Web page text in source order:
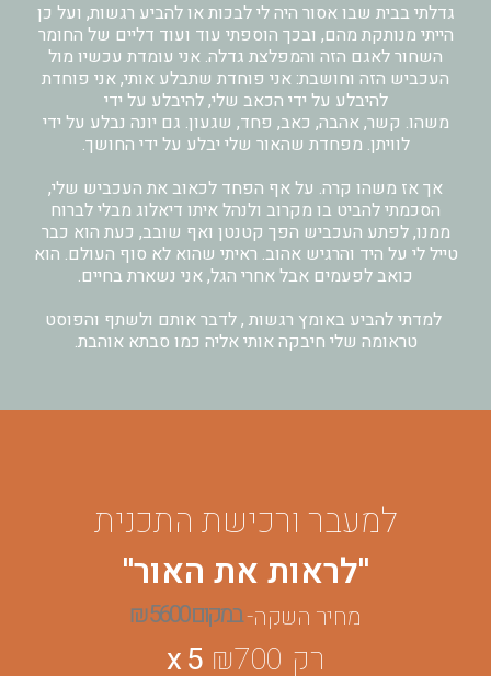
גדלתי בבית שבו אסור היה לי לבכות או להביע רגשות, ועל כן
הייתי מנותקת מהם, ובכך הוספתי עוד ועוד דליים של החומר
השחור לאגם הזה והמפלצת גדלה. אני עומדת עכשיו מול
העכביש הזה וחושבת: אני פוחדת שתבלע אותי, אני פוחדת
להיבלע על ידי הכאב שלי, להיבלע על ידי
משהו. קשר, אהבה, כאב, פחד, שגעון. גם יונה נבלע על ידי
לוויתן. מפחדת שהאור שלי יבלע על ידי החושך.
אך אז משהו קרה. על אף הפחד לכאוב את העכביש שלי,
הסכמתי להביט בו מקרוב ולנהל איתו דיאלוג מבלי לברוח
ממנו, לפתע העכביש הפך קטנטן ואף שובב, כעת הוא כבר
טייל לי על היד והרגיש אהוב. ראיתי שהוא לא סוף העולם. הוא
כואב לפעמים אבל אחרי הגל, אני נשארת בחיים.
למדתי להביע באומץ רגשות , לדבר אותם ולשתף והפוסט
טראומה שלי חיבקה אותי אליה כמו סבתא אוהבת.
למעבר ורכישת התכנית
''לראות את האור''
מחיר השקה-במקום 5600 ₪
רק ₪700 x 5